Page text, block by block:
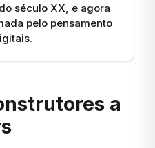
século XX, e agora
pelo pensamento
a